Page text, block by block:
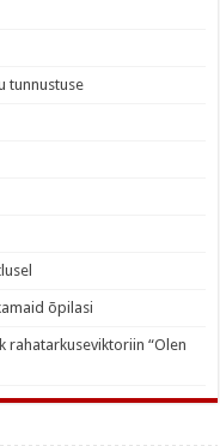
tunnustuse
õpilasi
rahatarkuseviktoriin “Olen